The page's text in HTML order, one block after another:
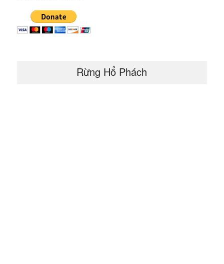
Rừng Hổ Phách